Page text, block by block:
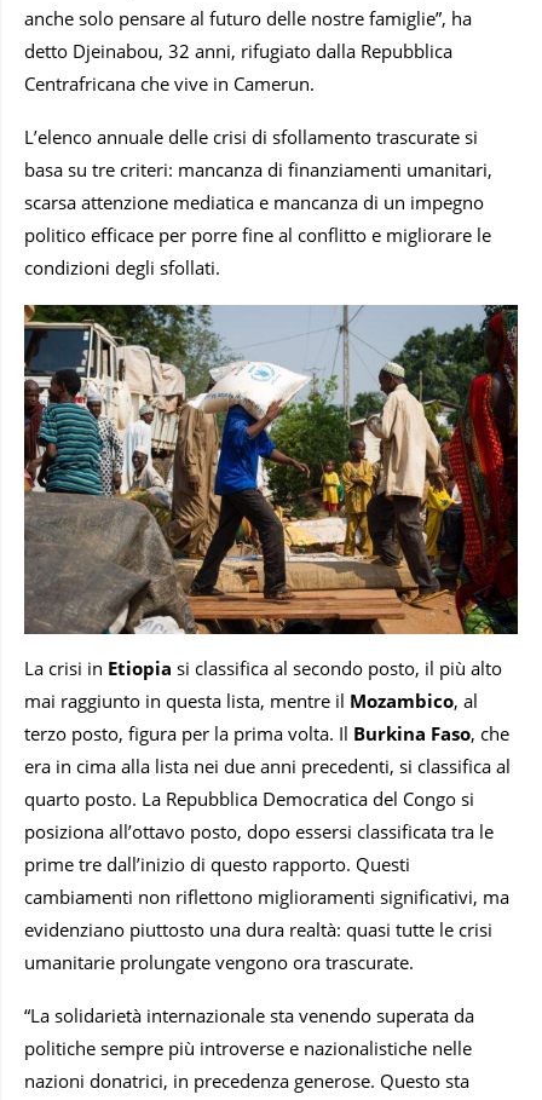
anche solo pensare al futuro delle nostre famiglie”, ha
detto Djeinabou, 32 anni, rifugiato dalla Repubblica
Centrafricana che vive in Camerun.
L’elenco annuale delle crisi di sfollamento trascurate si
basa su tre criteri: mancanza di finanziamenti umanitari,
scarsa attenzione mediatica e mancanza di un impegno
politico efficace per porre fine al conflitto e migliorare le
condizioni degli sfollati.
La crisi in Etiopia si classifica al secondo posto, il più alto
mai raggiunto in questa lista, mentre il Mozambico, al
terzo posto, figura per la prima volta. Il Burkina Faso, che
era in cima alla lista nei due anni precedenti, si classifica al
quarto posto. La Repubblica Democratica del Congo si
posiziona all’ottavo posto, dopo essersi classificata tra le
prime tre dall’inizio di questo rapporto. Questi
cambiamenti non riflettono miglioramenti significativi, ma
evidenziano piuttosto una dura realtà: quasi tutte le crisi
umanitarie prolungate vengono ora trascurate.
“La solidarietà internazionale sta venendo superata da
politiche sempre più introverse e nazionalistiche nelle
nazioni donatrici, in precedenza generose. Questo sta